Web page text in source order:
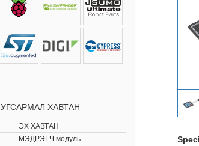
УГСАРМАЛ ХАВТАН
ЭХ ХАВТАН
МЭДРЭГЧ модуль